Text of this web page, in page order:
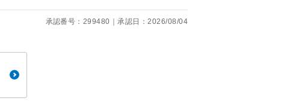
承認番号：299480｜承認日：2026/08/04